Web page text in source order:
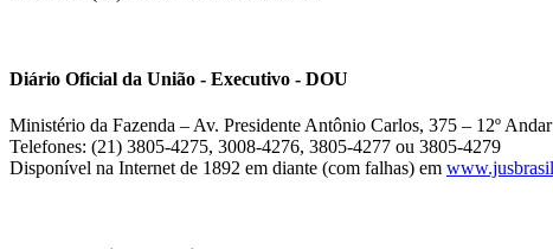
Diário Oficial da União - Executivo - DOU
Ministério da Fazenda – Av. Presidente Antônio Carlos, 375 – 12º
Telefones: (21) 3805-4275, 3008-4276, 3805-4277 ou 3805-4279
Disponível na Internet de 1892 em diante (com falhas) em